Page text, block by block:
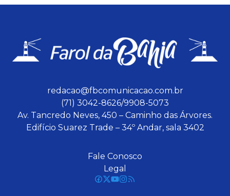
redacao@fbcomunicacao.com.br
(71) 3042-8626/9908-5073
Av. Tancredo Neves, 450 – Caminho das Árvores.
Edifício Suarez Trade – 34º Andar, sala 3402
Fale Conosco
Legal